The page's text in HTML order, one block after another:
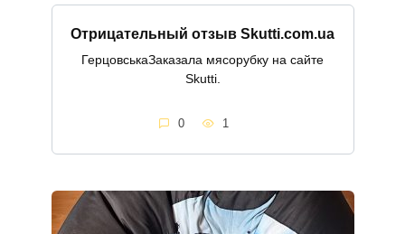
Отрицательный отзыв Skutti.com.ua
ГерцовськаЗаказала мясорубку на сайте
Skutti.
0 1